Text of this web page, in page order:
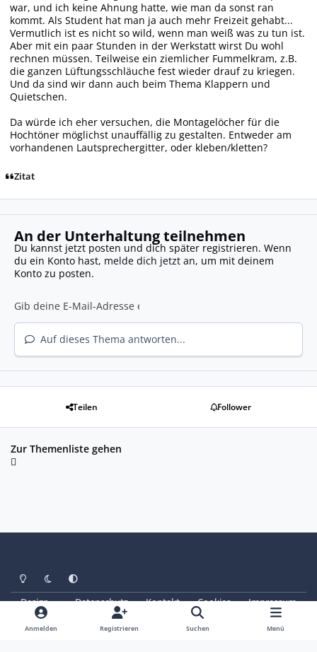
war, und ich keine Ahnung hatte, wie man da sonst ran
kommt. Als Student hat man ja auch mehr Freizeit gehabt...
Vermutlich ist es nicht so wild, wenn man weiß was zu tun ist.
Aber mit ein paar Stunden in der Werkstatt wirst Du wohl
rechnen müssen. Teilweise ein ziemlicher Fummelkram, z.B.
die ganzen Lüftungsschläuche fest wieder drauf zu kriegen.
Und da sind wir dann auch beim Thema Klappern und
Quietschen.
Da würde ich eher versuchen, die Montagelöcher für die
Hochtöner möglichst unauffällig zu gestalten. Entweder am
vorhandenen Lautsprechergitter, oder kleben/kletten?
Zitat
An der Unterhaltung teilnehmen
Du kannst jetzt posten und dich später registrieren. Wenn
du ein Konto hast, melde dich jetzt an, um mit deinem
Konto zu posten.
Auf dieses Thema antworten...
Teilen Follower
Zur Themenliste gehen
Heller ModusDunkler Modus
Systemeinstellung
Design Datenschutz Kontakt Cookies
Impressum
© Copyright 2025 - SAABoteure e. V.
Powered by Invision Community
Anmelden Registrieren Suchen Menü